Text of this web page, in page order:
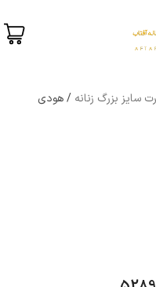
سایز بزرگ زنانه
هودی